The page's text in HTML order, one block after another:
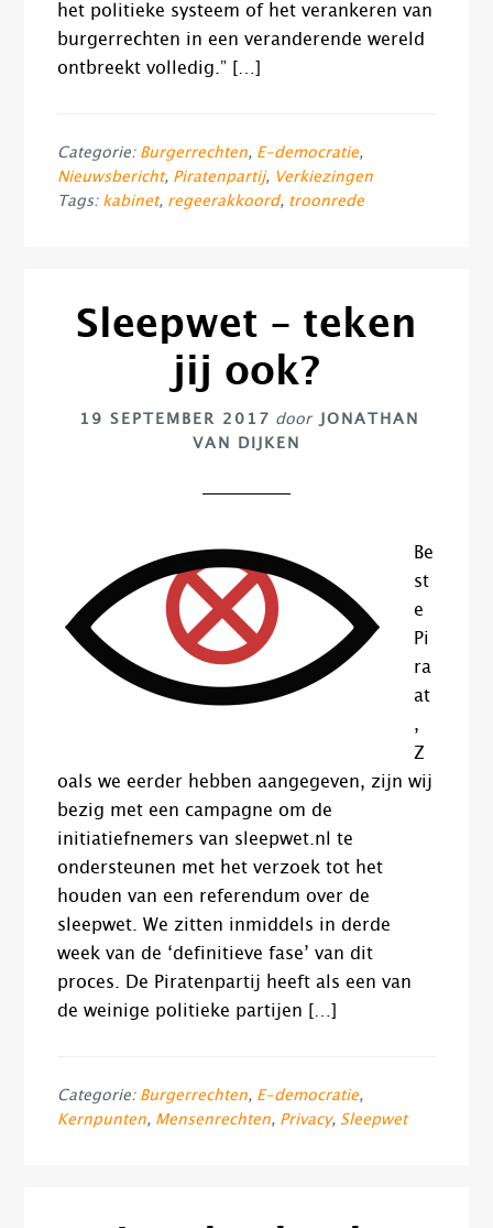
het politieke systeem of het verankeren van
burgerrechten in een veranderende wereld
ontbreekt volledig.” […]
Categorie: Burgerrechten, E-democratie,
Nieuwsbericht, Piratenpartij, Verkiezingen
Tags: kabinet, regeerakkoord, troonrede
Sleepwet – teken
jij ook?
19 SEPTEMBER 2017 door
JONATHAN
VAN DIJKEN
Be
st
e
Pi
ra
at
,
Z
oals we eerder hebben aangegeven, zijn wij
bezig met een campagne om de
initiatiefnemers van sleepwet.nl te
ondersteunen met het verzoek tot het
houden van een referendum over de
sleepwet. We zitten inmiddels in derde
week van de ‘definitieve fase’ van dit
proces. De Piratenpartij heeft als een van
de weinige politieke partijen […]
Categorie: Burgerrechten, E-democratie,
Kernpunten, Mensenrechten, Privacy,Sleepwet